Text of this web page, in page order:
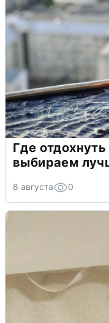
Где
выбираем
8 августа 0